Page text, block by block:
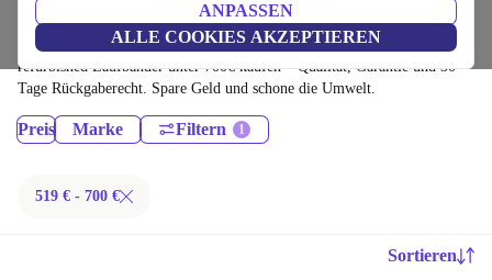
ANPASSEN
ALLE COOKIES AKZEPTIEREN
Laufbänder:
refurbished Laufbänder unter 700€ kaufen – Qualität, Garantie und 30
Tage Rückgaberecht. Spare Geld und schone die Umwelt.
Preis Marke Filtern
519 € - 700 €
Sortieren